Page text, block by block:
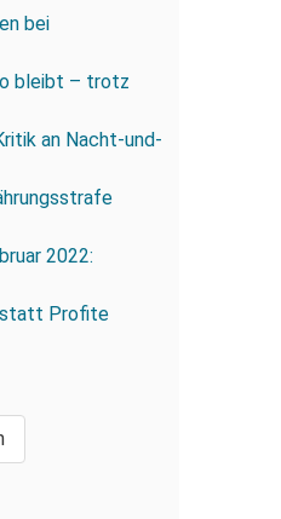
bei
bleibt – trotz
an Nacht-und-
2022:
statt Profite